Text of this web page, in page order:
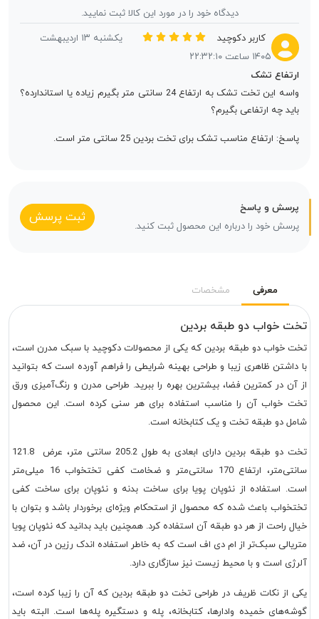
دیدگاه خود را در مورد این کالا ثبت نمایید.
کاربر دکوچید
یکشنبه ۱۳ اردیبهشت
۱۴۰۵ ساعت ۲۲:۳۲:۱۰
ارتفاع تشک
واسه این تخت تشک به ارتفاع 24 سانتی متر بگیرم زیاده یا استاندارده؟
باید چه ارتفاعی بگیرم؟
پاسخ: ارتفاع مناسب تشک برای تخت بردین 25 سانتی متر است.
پرسش و پاسخ
پرسش خود را درباره این محصول ثبت کنید.
ثبت پرسش
معرفی مشخصات
تخت خواب دو طبقه بردین
تخت خواب دو طبقه بردین که یکی از محصولات دکوچید با سبک مدرن است،
با داشتن ظاهری زیبا و طراحی بهینه شرایطی را فراهم آورده است که بتوانید
از آن در کمترین فضا، بیشترین بهره را ببرید. طراحی مدرن و رنگ‌آمیزی ورق
تخت خواب آن را مناسب استفاده برای هر سنی کرده است. این محصول
شامل دو طبقه تخت و یک کتابخانه است.
تخت دو طبقه بردین دارای ابعادی به طول 205.2 سانتی متر، عرض 121.8
سانتی‌متر، ارتفاع 170 سانتی‌متر و ضخامت کفی تختخواب 16 میلی‌متر
است. استفاده از نئوپان پویا برای ساخت بدنه و نئوپان برای ساخت کفی
تختخواب باعث شده که محصول از استحکام ویژه‌ای برخوردار باشد و بتوان با
خیال راحت از هر دو طبقه آن استفاده کرد. همچنین باید بدانید که نئوپان پویا
متریالی سبک‌تر از ام دی اف است که به خاطر استفاده اندک رزین در آن، ضد
آلرژی است و با محیط زیست نیز سازگاری دارد.
یکی از نکات ظریف در طراحی تخت دو طبقه بردین که آن را زیبا کرده است،
گوشه‌های خمیده وادارها، کتابخانه، پله و دستگیره پله‌ها است. البته باید